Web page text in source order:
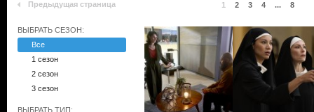
Предыдущая страница 1 2 3 4 ... 8
ВЫБРАТЬ СЕЗОН:
Все
1 сезон
2 сезон
3 сезон
ВЫБРАТЬ ТИП: